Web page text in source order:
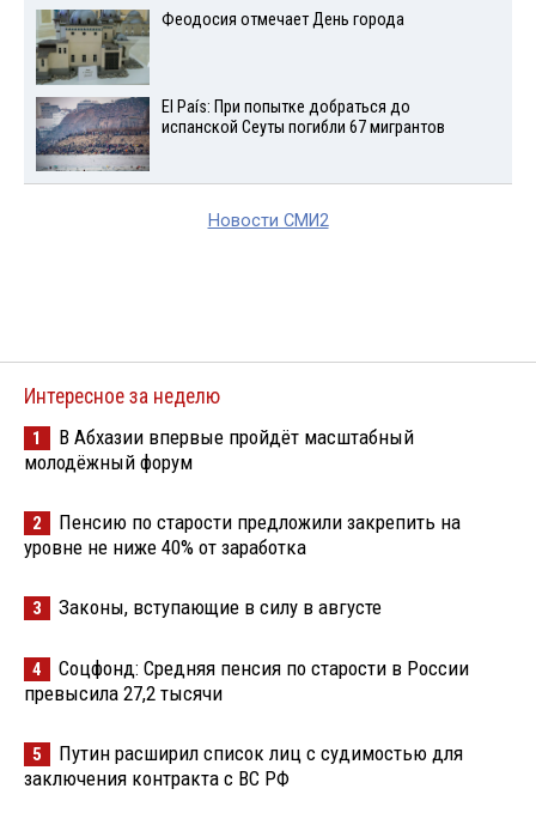
Феодосия отмечает День города
El País: При попытке добраться до
испанской Сеуты погибли 67 мигрантов
Новости СМИ2
Интересное за неделю
1
В Абхазии впервые пройдёт масштабный
молодёжный форум
2
Пенсию по старости предложили закрепить на
уровне не ниже 40% от заработка
3 Законы, вступающие в силу в августе
4
Соцфонд: Средняя пенсия по старости в России
превысила 27,2 тысячи
5
Путин расширил список лиц с судимостью для
заключения контракта с ВС РФ